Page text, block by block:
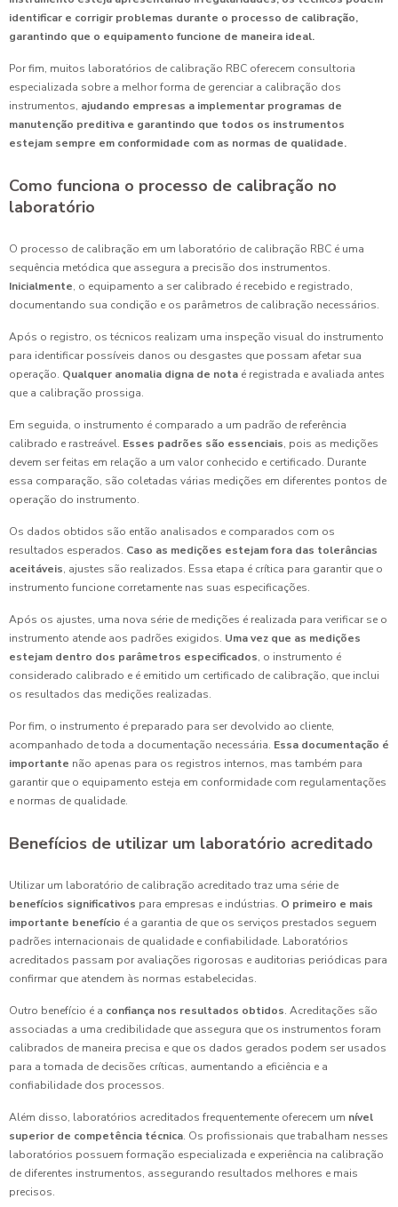
identificar e corrigir problemas durante o processo de calibração,
garantindo que o equipamento funcione de maneira ideal.
Por fim, muitos laboratórios de calibração RBC oferecem consultoria
especializada sobre a melhor forma de gerenciar a calibração dos
instrumentos, ajudando empresas a implementar programas de
manutenção preditiva e garantindo que todos os instrumentos
estejam sempre em conformidade com as normas de qualidade.
Como funciona o processo de calibração no
laboratório
O processo de calibração em um laboratório de calibração RBC é uma
sequência metódica que assegura a precisão dos instrumentos.
Inicialmente, o equipamento a ser calibrado é recebido e registrado,
documentando sua condição e os parâmetros de calibração necessários.
Após o registro, os técnicos realizam uma inspeção visual do instrumento
para identificar possíveis danos ou desgastes que possam afetar sua
operação. Qualquer anomalia digna de nota é registrada e avaliada antes
que a calibração prossiga.
Em seguida, o instrumento é comparado a um padrão de referência
calibrado e rastreável. Esses padrões são essenciais, pois as medições
devem ser feitas em relação a um valor conhecido e certificado. Durante
essa comparação, são coletadas várias medições em diferentes pontos de
operação do instrumento.
Os dados obtidos são então analisados e comparados com os
resultados esperados. Caso as medições estejam fora das tolerâncias
aceitáveis, ajustes são realizados. Essa etapa é crítica para garantir que o
instrumento funcione corretamente nas suas especificações.
Após os ajustes, uma nova série de medições é realizada para verificar se o
instrumento atende aos padrões exigidos. Uma vez que as medições
estejam dentro dos parâmetros especificados, o instrumento é
considerado calibrado e é emitido um certificado de calibração, que inclui
os resultados das medições realizadas.
Por fim, o instrumento é preparado para ser devolvido ao cliente,
acompanhado de toda a documentação necessária. Essa documentação é
importante não apenas para os registros internos, mas também para
garantir que o equipamento esteja em conformidade com regulamentações
e normas de qualidade.
Benefícios de utilizar um laboratório acreditado
Utilizar um laboratório de calibração acreditado traz uma série de
benefícios significativos para empresas e indústrias. O primeiro e mais
importante benefício é a garantia de que os serviços prestados seguem
padrões internacionais de qualidade e confiabilidade. Laboratórios
acreditados passam por avaliações rigorosas e auditorias periódicas para
confirmar que atendem às normas estabelecidas.
Outro benefício é a confiança nos resultados obtidos. Acreditações são
associadas a uma credibilidade que assegura que os instrumentos foram
calibrados de maneira precisa e que os dados gerados podem ser usados
para a tomada de decisões críticas, aumentando a eficiência e a
confiabilidade dos processos.
Além disso, laboratórios acreditados frequentemente oferecem um nível
superior de competência técnica. Os profissionais que trabalham nesses
laboratórios possuem formação especializada e experiência na calibração
de diferentes instrumentos, assegurando resultados melhores e mais
precisos.